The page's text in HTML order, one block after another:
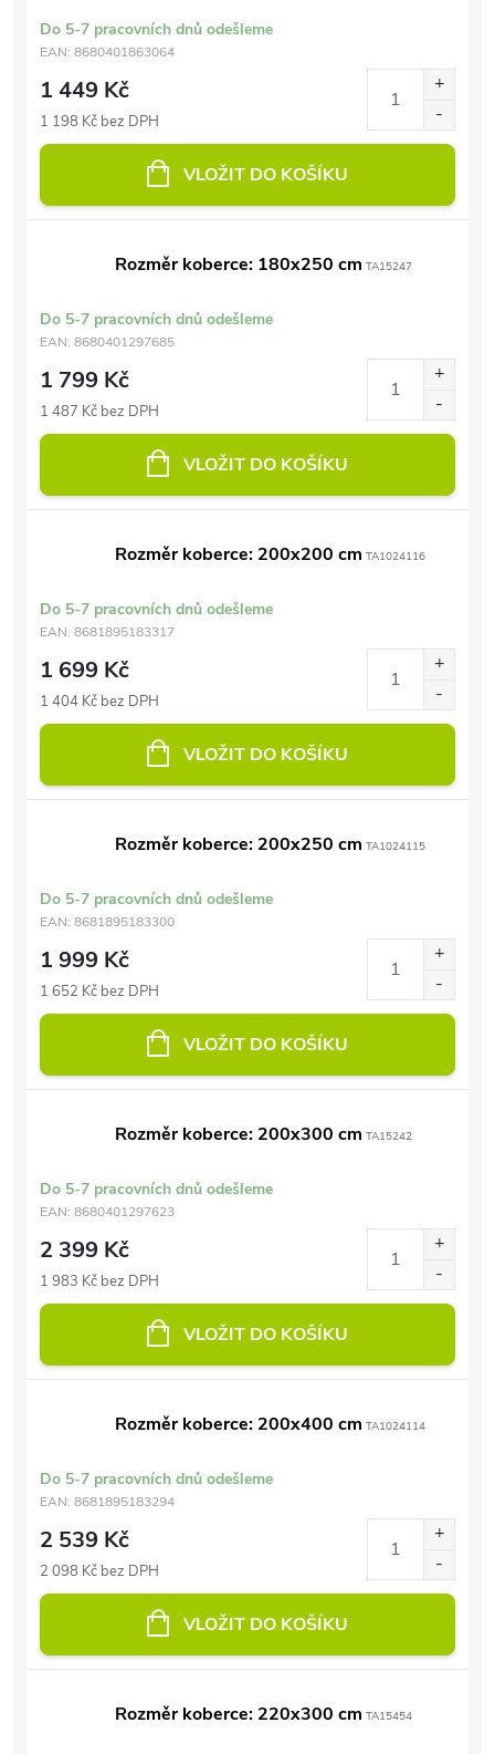
Do 5-7 pracovních dnů odešleme
EAN: 8680401863064
1 449 Kč
1 198 Kč bez DPH
VLOŽIT DO KOŠÍKU
Rozměr koberce: 180x250 cm TA15247
Do 5-7 pracovních dnů odešleme
EAN: 8680401297685
1 799 Kč
1 487 Kč bez DPH
VLOŽIT DO KOŠÍKU
Rozměr koberce: 200x200 cm TA1024116
Do 5-7 pracovních dnů odešleme
EAN: 8681895183317
1 699 Kč
1 404 Kč bez DPH
VLOŽIT DO KOŠÍKU
Rozměr koberce: 200x250 cm TA1024115
Do 5-7 pracovních dnů odešleme
EAN: 8681895183300
1 999 Kč
1 652 Kč bez DPH
VLOŽIT DO KOŠÍKU
Rozměr koberce: 200x300 cm TA15242
Do 5-7 pracovních dnů odešleme
EAN: 8680401297623
2 399 Kč
1 983 Kč bez DPH
VLOŽIT DO KOŠÍKU
Rozměr koberce: 200x400 cm TA1024114
Do 5-7 pracovních dnů odešleme
EAN: 8681895183294
2 539 Kč
2 098 Kč bez DPH
VLOŽIT DO KOŠÍKU
Rozměr koberce: 220x300 cm TA15454